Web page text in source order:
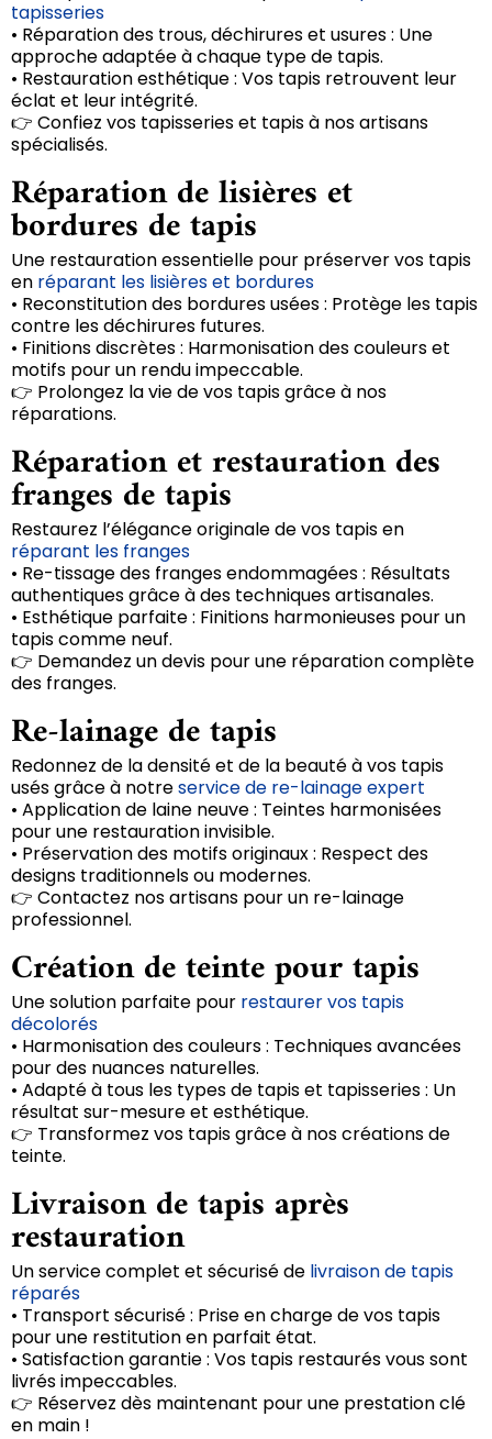
tapisseries
• Réparation des trous, déchirures et usures : Une
approche adaptée à chaque type de tapis.
• Restauration esthétique : Vos tapis retrouvent leur
éclat et leur intégrité.
👉 Confiez vos tapisseries et tapis à nos artisans
spécialisés.
Réparation de lisières et
bordures de tapis
Une restauration essentielle pour préserver vos tapis
en réparant les lisières et bordures
• Reconstitution des bordures usées : Protège les tapis
contre les déchirures futures.
• Finitions discrètes : Harmonisation des couleurs et
motifs pour un rendu impeccable.
👉 Prolongez la vie de vos tapis grâce à nos
réparations.
Réparation et restauration des
franges de tapis
Restaurez l’élégance originale de vos tapis en
réparant les franges
• Re-tissage des franges endommagées : Résultats
authentiques grâce à des techniques artisanales.
• Esthétique parfaite : Finitions harmonieuses pour un
tapis comme neuf.
👉 Demandez un devis pour une réparation complète
des franges.
Re-lainage de tapis
Redonnez de la densité et de la beauté à vos tapis
usés grâce à notreservice de re-lainage expert
• Application de laine neuve : Teintes harmonisées
pour une restauration invisible.
• Préservation des motifs originaux : Respect des
designs traditionnels ou modernes.
👉 Contactez nos artisans pour un re-lainage
professionnel.
Création de teinte pour tapis
Une solution parfaite pour restaurer vos tapis
décolorés
• Harmonisation des couleurs : Techniques avancées
pour des nuances naturelles.
• Adapté à tous les types de tapis et tapisseries : Un
résultat sur-mesure et esthétique.
👉 Transformez vos tapis grâce à nos créations de
teinte.
Livraison de tapis après
restauration
Un service complet et sécurisé de livraison de tapis
réparés
• Transport sécurisé : Prise en charge de vos tapis
pour une restitution en parfait état.
• Satisfaction garantie : Vos tapis restaurés vous sont
livrés impeccables.
👉 Réservez dès maintenant pour une prestation clé
en main !